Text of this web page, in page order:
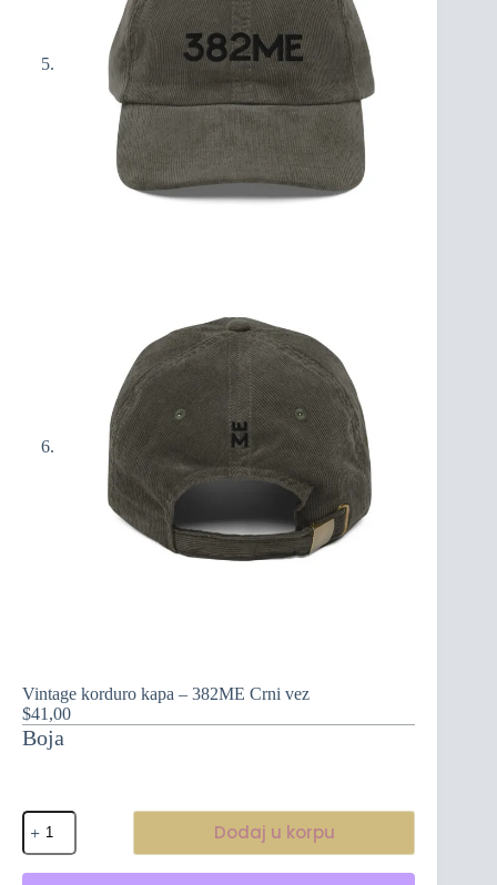
Vintage korduro kapa – 382ME Crni vez
$41,00
Boja
Vintage
korduro
kapa
-
Dodaj u korpu